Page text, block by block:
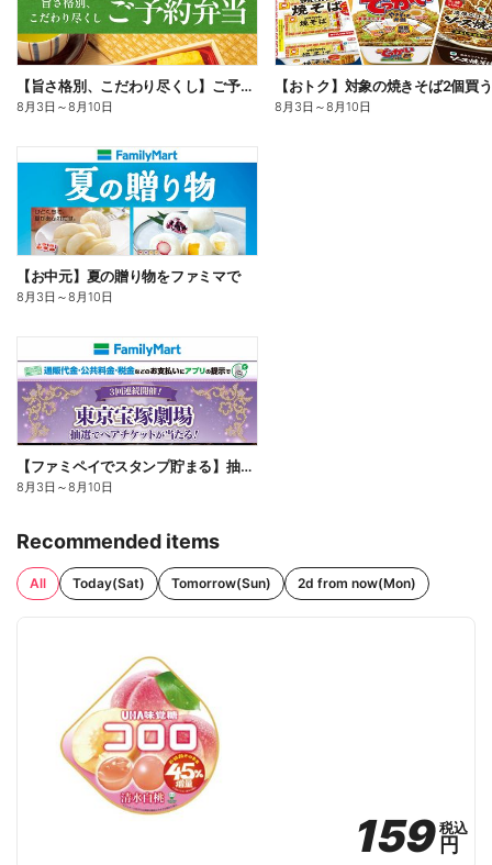
【旨さ格別、こだわり尽くし】ご予約弁当
8月3日 ～8月10日 8月3日 ～8月10日
【お中元】夏の贈り物をファミマで
8月3日 ～8月10日
【ファミペイでスタンプ貯まる】抽選でペアチケットが当たる!
8月3日 ～8月10日
Recommended items
All Today(Sat) Tomorrow(Sun) 2d from now(Mon)
159
159税込
税込
円
円